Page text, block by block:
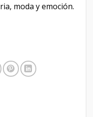
moda y emoción.